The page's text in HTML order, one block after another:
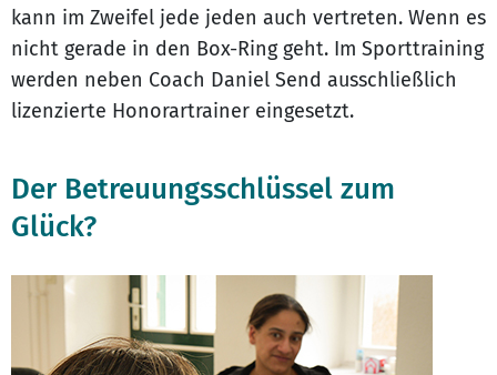
kann im Zweifel jede jeden auch vertreten. Wenn es
nicht gerade in den Box-Ring geht. Im Sporttraining
werden neben Coach Daniel Send ausschließlich
lizenzierte Honorartrainer eingesetzt.
Der Betreuungsschlüssel zum
Glück?